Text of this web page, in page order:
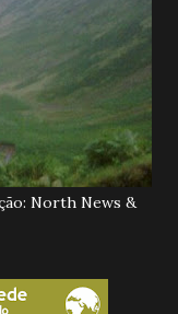
North News &